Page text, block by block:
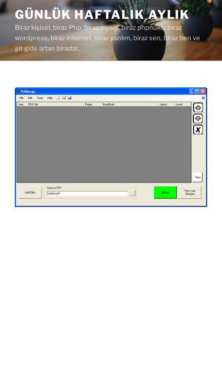
İçeriğe
geç
GÜNLÜK HAFTALIK AYLIK
Biraz kişisel, biraz Php, biraz mysql, biraz phpnuke, biraz
wordpress, biraz internet, biraz yazılım, biraz sen, biraz ben ve
git gide artan birazlar..